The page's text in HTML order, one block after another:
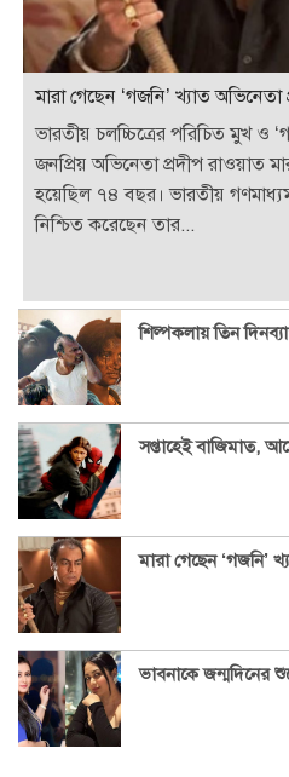
মারা গেছেন ‘গজনি’ খ্যাত অভিনেতা
ভারতীয় চলচ্চিত্রের পরিচিত মুখ ও
জনপ্রিয় অভিনেতা প্রদীপ রাওয়াত
হয়েছিল ৭৪ বছর। ভারতীয়
নিশ্চিত করেছেন তার...
শিল্পকলায় তিন
সপ্তাহেই বাজিমাত,
মারা গেছেন ‘গজনি’
ভাবনাকে জন্মদিনের